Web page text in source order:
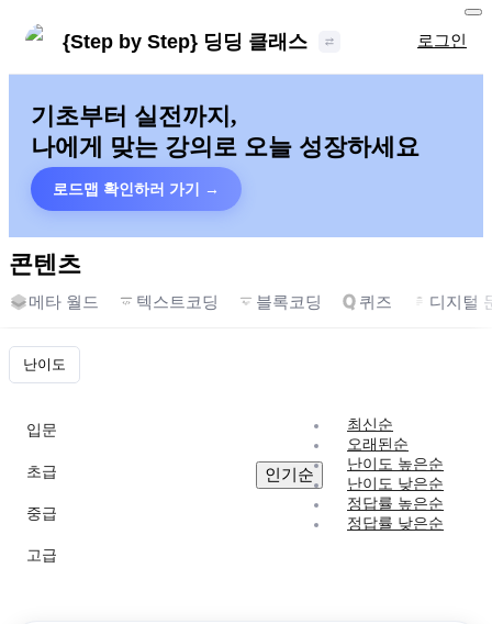
{Step by Step} 딩딩 클래스 로그인
기초부터 실전까지,
나에게 맞는 강의로 오늘 성장하세요
로드맵 확인하러 가기 →
콘텐츠
메타 월드 텍스트코딩 블록코딩 퀴즈 디지털
난이도
입문
초급
중급
고급
인기순
최신순
오래된순
난이도 높은순
난이도 낮은순
정답률 높은순
정답률 낮은순